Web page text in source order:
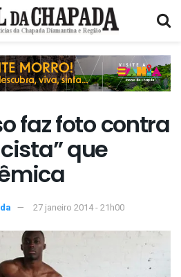
faz foto contra
que
27 janeiro 2014 - 21h00